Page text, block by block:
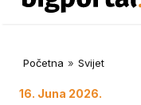
Početna » Svijet
16. Juna 2026.